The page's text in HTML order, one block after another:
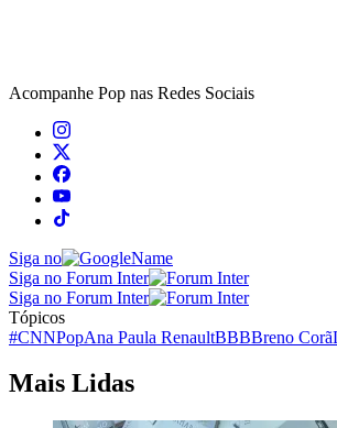
Acompanhe Pop nas Redes Sociais
Siga no
Siga no Forum Inter
Siga no Forum Inter
Tópicos
#CNNPopAna Paula RenaultBBBBreno Corã
Mais Lidas